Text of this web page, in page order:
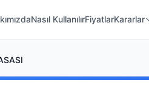
Nasıl KullanılırFiyatlarKararlar